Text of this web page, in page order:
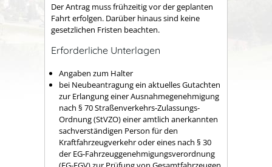
Der Antrag muss frühzeitig vor der geplanten
Fahrt erfolgen. Darüber hinaus sind keine
gesetzlichen Fristen beachten.
Erforderliche Unterlagen
Angaben zum Halter
bei Neubeantragung ein aktuelles Gutachten
zur Erlangung einer Ausnahmegenehmigung
nach § 70 Straßenverkehrs-Zulassungs-
Ordnung (StVZO) einer amtlich anerkannten
sachverständigen Person für den
Kraftfahrzeugverkehr oder eines nach § 30
der EG-Fahrzeuggenehmigungsverordnung